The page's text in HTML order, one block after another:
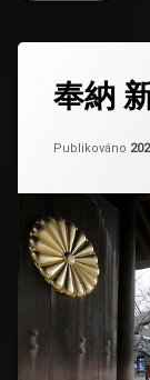
奉納
Publikováno